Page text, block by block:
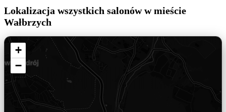
Lokalizacja wszystkich salonów w mieście
Wałbrzych
+
−